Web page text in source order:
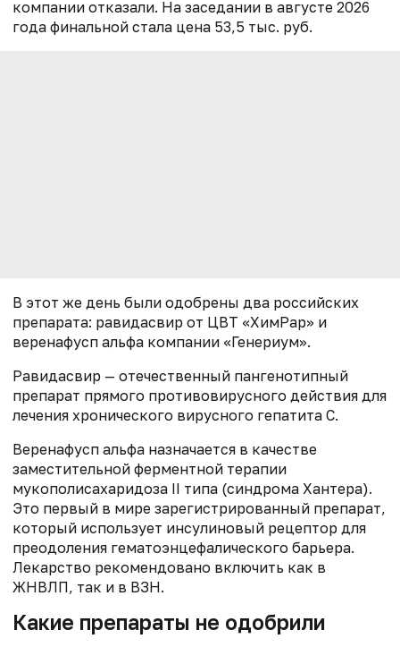
компании отказали. На заседании в августе 2026
года финальной стала цена 53,5 тыс. руб.
В этот же день были одобрены два российских
препарата: равидасвир от ЦВТ «ХимРар» и
веренафусп альфа компании «Генериум».
Равидасвир — отечественный пангенотипный
препарат прямого противовирусного действия для
лечения хронического вирусного гепатита С.
Веренафусп альфа назначается в качестве
заместительной ферментной терапии
мукополисахаридоза II типа (синдрома Хантера).
Это первый в мире зарегистрированный препарат,
который использует инсулиновый рецептор для
преодоления гематоэнцефалического барьера.
Лекарство рекомендовано включить как в
ЖНВЛП, так и в ВЗН.
Какие препараты не одобрили